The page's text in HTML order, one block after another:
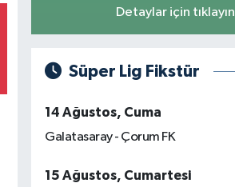
Detaylar için tıklayın
Süper Lig Fikstür
14 Ağustos, Cuma
Galatasaray - Çorum FK
15 Ağustos, Cumartesi